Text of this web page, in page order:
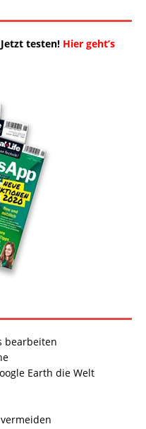
testen! Hier geht’s
bearbeiten
Earth die Welt